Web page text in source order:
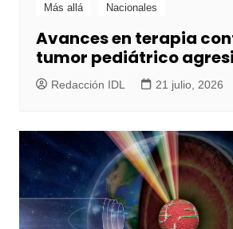
Más allá Nacionales
Avances en terapia
tumor pediátrico
Redacción IDL 21 julio, 2026